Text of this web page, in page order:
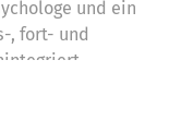
und ein
, fort- und